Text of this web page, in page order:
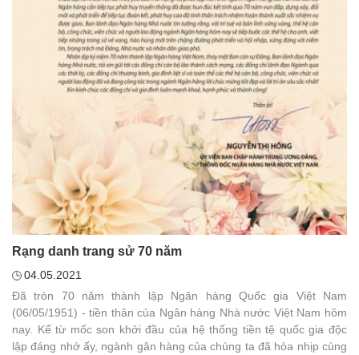
Rạng danh trang sử 70 năm
04.05.2021
Đã tròn 70 năm thành lập Ngân hàng Quốc gia Việt Nam
(06/05/1951) - tiền thân của Ngân hàng Nhà nước Việt Nam hôm
nay. Kể từ mốc son khởi đầu của hệ thống tiền tệ quốc gia độc
lập đáng nhớ ấy, ngành gân hàng của chúng ta đã hòa nhịp cùng